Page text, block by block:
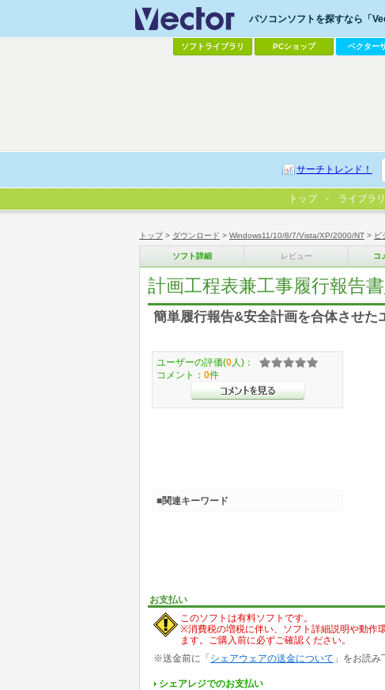
トップ> ダウンロード > Windows11/10/8/7/Vista/XP/2000/NT > ビ
ソフト詳細 レビュー コ
計画工程表兼工事履行報告
簡単履行報告&安全計画を合体させた
お支払い
このソフトは有料ソフトです。
※消費税の増税に伴い、ソフト詳細説明や動作
ます。ご購入前に必ずご確認ください。
※送金前に「シェアウェアの送金について 」をお読み
シェアレジでのお支払い
ユーザーの評価(0 人)：
コメント： 0件
■関連キーワード
パソコンソフトを探すなら「
ソフトライブラリ PCショップ ベクター
サーチトレンド！
トップ ライブラリ